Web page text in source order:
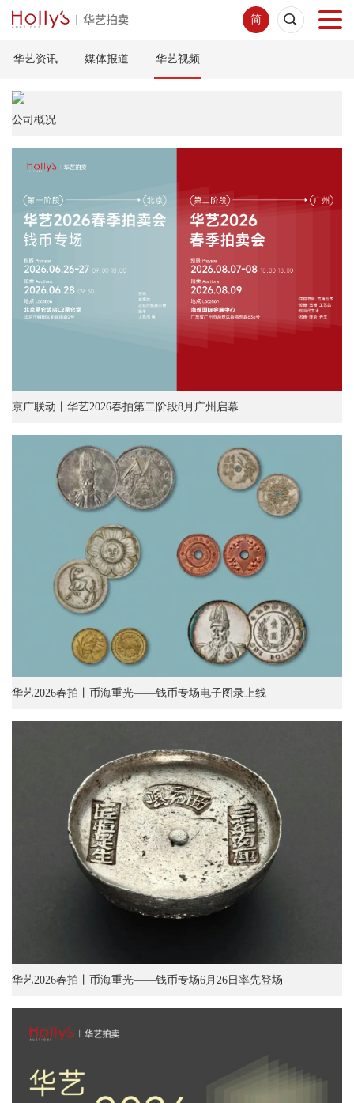
简
首页
网络拍卖
服务指南
新闻中心
华艺资讯 媒体报道 华艺视频
公司概况
京广联动丨华艺2026春拍第二阶段8月广州启幕
华艺2026春拍丨币海重光——钱币专场电子图录上线
华艺2026春拍丨币海重光——钱币专场6月26日率先登场